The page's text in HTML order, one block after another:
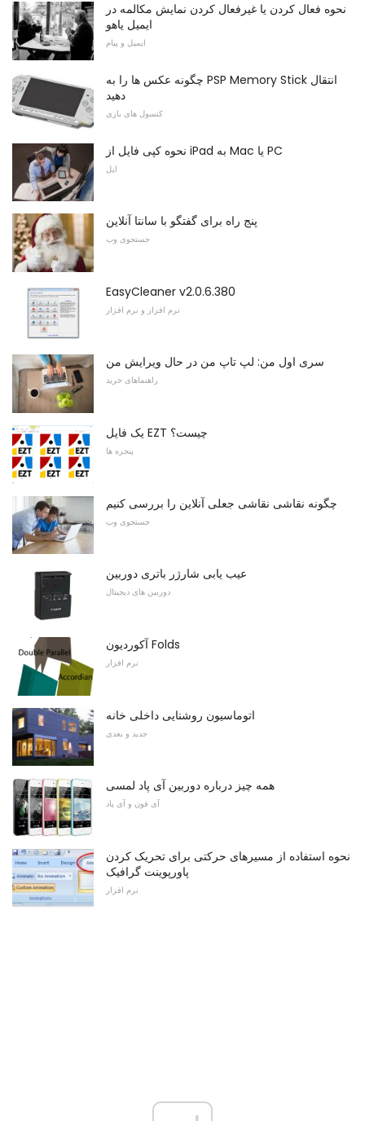
نحوه فعال کردن یا غیرفعال کردن نمایش مکالمه در
ایمیل یاهو
ایمیل و پیام
چگونه عکس ها را به PSP Memory Stick انتقال
دهید
کنسول های بازی
نحوه کپی فایل از iPad به Mac یا PC
اپل
پنج راه برای گفتگو با سانتا آنلاین
جستجوی وب
EasyCleaner v2.0.6.380
نرم افزار و نرم افزار
سری اول من: لپ تاپ من در حال ویرایش من
راهنماهای خرید
یک فایل EZT چیست؟
پنجره ها
چگونه نقاشی نقاشی جعلی آنلاین را بررسی کنیم
جستجوی وب
عیب یابی شارژر باتری دوربین
دوربین های دیجیتال
آکوردیون Folds
نرم افزار
اتوماسیون روشنایی داخلی خانه
جدید و بعدی
همه چیز درباره دوربین آی پاد لمسی
آی فون و آی پاد
نحوه استفاده از مسیرهای حرکتی برای تحریک کردن
پاورپوینت گرافیک
نرم افزار